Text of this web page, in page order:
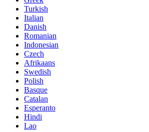
Turkish
Italian
Danish
Romanian
Indonesian
Czech
Afrikaans
Swedish
Polish
Basque
Catalan
Esperanto
Hindi
Lao